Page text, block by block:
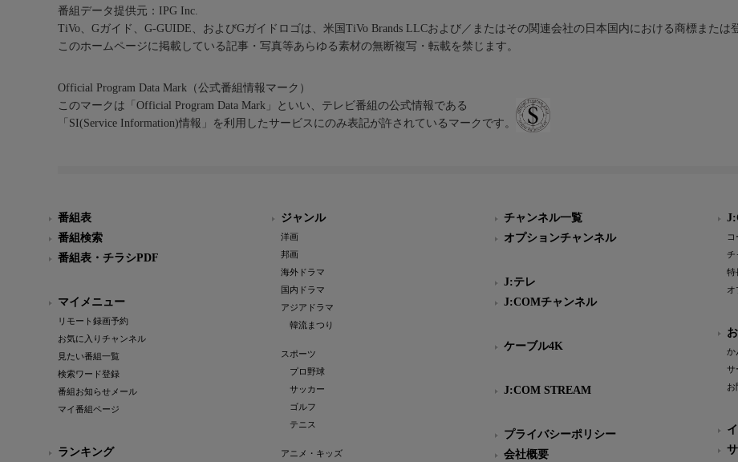
番組データ提供元：IPG Inc.
TiVo、Gガイド、G-GUIDE、およびGガイドロゴは、米国TiVo Brands LLCおよび／またはその関連会社の日本国内における商標または
このホームページに掲載している記事・写真等あらゆる素材の無断複写・転載を禁じます。
Official Program Data Mark（公式番組情報マーク）
このマークは「Official Program Data Mark」といい、テレビ番組の公式情報である
「SI(Service Information)情報」を利用したサービスにのみ表記が許されているマークです。
番組表
番組検索
番組表・チラシPDF
マイメニュー
リモート録画予約
お気に入りチャンネル
見たい番組一覧
検索ワード登録
番組お知らせメール
マイ番組ページ
ランキング
ジャンル
洋画
邦画
海外ドラマ
国内ドラマ
アジアドラマ
韓流まつり
スポーツ
プロ野球
サッカー
ゴルフ
テニス
アニメ・キッズ
チャンネル一覧
オプションチャンネル
J:テレ
J:COMチャンネル
ケーブル4K
J:COM STREAM
プライバシーポリシー
会社概要
チ
特
オ
か
サ
お